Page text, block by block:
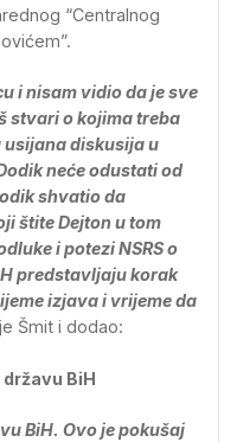
“Centralnog
i nisam vidio da je sve
stvari o kojima treba
diskusija u
neće odustati od
shvatio da
štite Dejton u tom
i potezi NSRS o
predstavljaju korak
izjava i vrijeme da
Šmit i dodao:
BiH
BiH. Ovo je pokušaj